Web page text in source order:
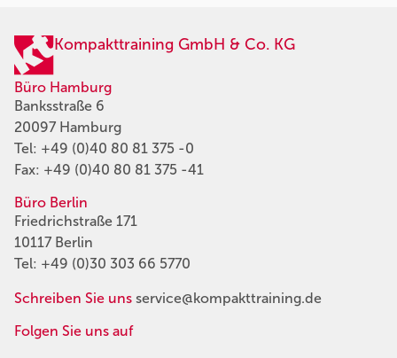
Kompakttraining GmbH & Co. KG
Büro Hamburg
Banksstraße 6
20097 Hamburg
Tel: +49 (0)40 80 81 375 -0
Fax: +49 (0)40 80 81 375 -41
Büro Berlin
Friedrichstraße 171
10117 Berlin
Tel: +49 (0)30 303 66 5770
Schreiben Sie uns service@kompakttraining.de
Folgen Sie uns auf